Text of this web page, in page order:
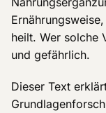
heilt. Wer solche
und gefährlich.
Dieser Text